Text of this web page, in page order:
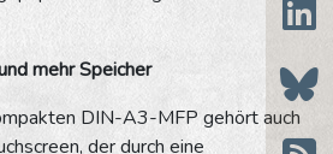
mehr Speicher
DIN-A3-MFP gehört auch
der durch eine